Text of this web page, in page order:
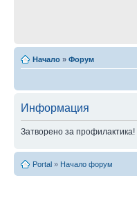
Начало » Форум
Информация
Затворено за
Portal » Начало форум